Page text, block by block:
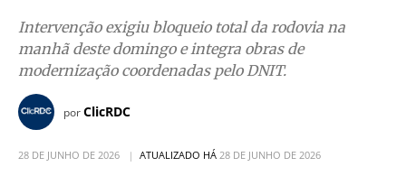
Intervenção exigiu bloqueio total da rodovia na
manhã deste domingo e integra obras de
modernização coordenadas pelo DNIT.
porClicRDC
28 DE JUNHO DE 2026 ATUALIZADO HÁ 28 DE JUNHO DE 2026